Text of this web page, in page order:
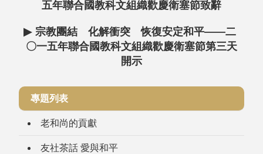
五年聯合國教科文組織歡慶衛塞節致辭
▶ 宗教團結 化解衝突 恢復安定和平——二
〇一五年聯合國教科文組織歡慶衛塞節第三天
開示
專題列表
老和尚的貢獻
友社茶話 愛與和平